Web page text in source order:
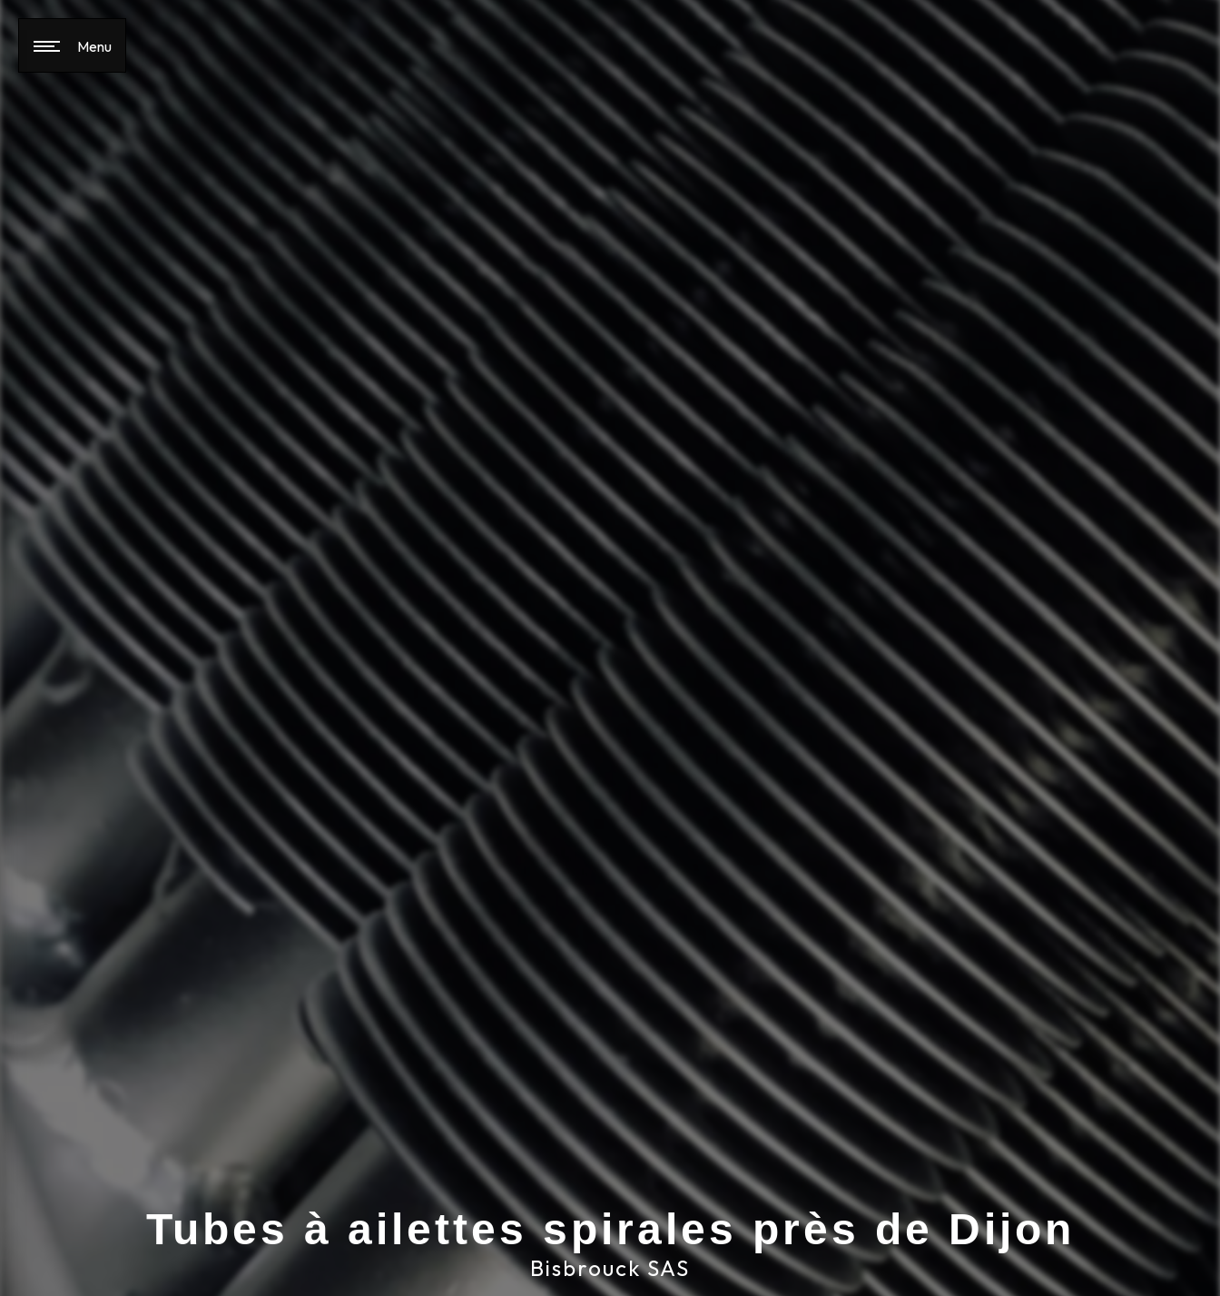
Menu
Tubes à ailettes spirales près de Dijon
Bisbrouck SAS
Panneau de gestion des cookies